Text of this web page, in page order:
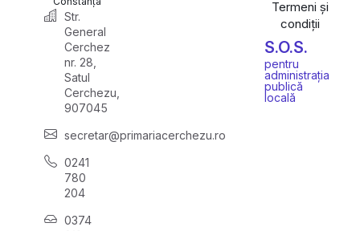
Str.
General
Cerchez
nr. 28,
Satul
Cerchezu,
907045
secretar@primariacerchezu.ro
0241
780
204
0374
Termeni și
condiții
S.O.S.
pentru
administrația
publică
locală